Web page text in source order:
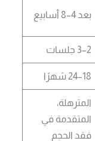
بعد 4–8 أسابيع
2–3 جلسات
18–24 شهرًا
المترهلة،
المتقدمة في
فقد الحجم